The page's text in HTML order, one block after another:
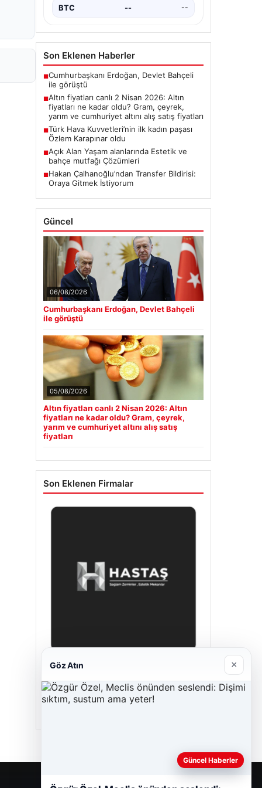
BTC -- --
Son Eklenen Haberler
■Cumhurbaşkanı Erdoğan, Devlet Bahçeli
ile görüştü
■Altın fiyatları canlı 2 Nisan 2026: Altın
fiyatları ne kadar oldu? Gram, çeyrek,
yarım ve cumhuriyet altını alış satış fiyatları
■Türk Hava Kuvvetleri’nin ilk kadın paşası
Özlem Karapınar oldu
■Açık Alan Yaşam alanlarında Estetik ve
bahçe mutfağı Çözümleri
■Hakan Çalhanoğlu’ndan Transfer Bildirisi:
Oraya Gitmek İstiyorum
Güncel
06/08/2026
Cumhurbaşkanı Erdoğan, Devlet Bahçeli
ile görüştü
05/08/2026
Altın fiyatları canlı 2 Nisan 2026: Altın
fiyatları ne kadar oldu? Gram, çeyrek,
yarım ve cumhuriyet altını alış satış
fiyatları
Son Eklenen Firmalar
Hastaş Beton
26/05/2026
Göz Atın ×
Güncel Haberler